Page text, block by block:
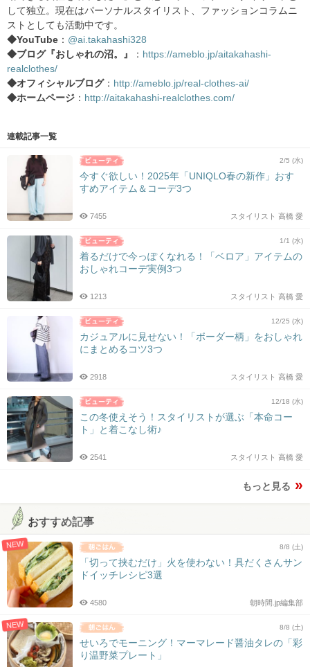
して独立。現在はパーソナルスタイリスト、ファッションコラムニ
ストとしても活動中です。
◆YouTube ： @ai.takahashi328
◆ブログ『おしゃれの沼。』
： https://ameblo.jp/aitakahashi-
realclothes/
◆オフィシャルブログ： http://ameblo.jp/real-clothes-ai/
◆ホームページ ： http://aitakahashi-realclothes.com/
連載記事一覧
2/5 (水)
今すぐ欲しい！2025年「UNIQLO春の新作」おす
すめアイテム＆コーデ3つ
スタイリスト 高橋 愛
7455
1/1 (水)
着るだけで今っぽくなれる！「ベロア」アイテムの
おしゃれコーデ実例3つ
スタイリスト 高橋 愛
1213
12/25 (水)
カジュアルに見せない！「ボーダー柄」をおしゃれ
にまとめるコツ3つ
スタイリスト 高橋 愛
2918
12/18 (水)
この冬使えそう！スタイリストが選ぶ「本命コー
ト」と着こなし術♪
スタイリスト 高橋 愛
2541
もっと見る
おすすめ記事
NEW 8/8 (土)
「切って挟むだけ」火を使わない！具だくさんサン
ドイッチレシピ3選
朝時間.jp編集部
4580
NEW 8/8 (土)
せいろでモーニング！マーマレード醤油タレの「彩
り温野菜プレート」